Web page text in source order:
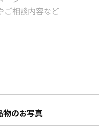
物のお写真